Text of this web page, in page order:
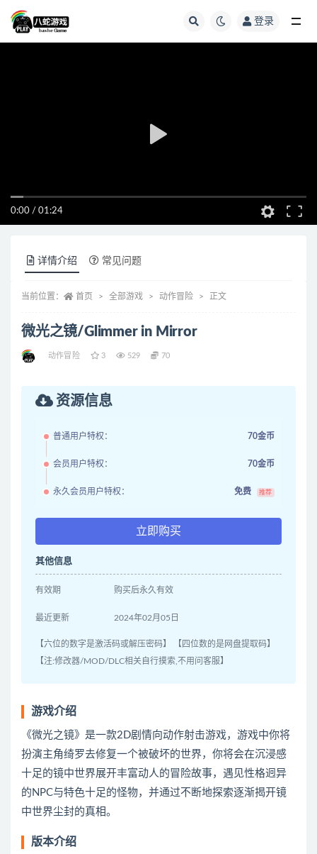
登录
0:00 / 01:24
详情介绍 常见问题
当前位置： 首页 全部游戏 动作冒险 正文
微光之镜/Glimmer in Mirror
动作冒险 3 529 70
资源信息
普通用户特权： 70金币
会员用户特权： 70金币
永久会员用户特权： 免费 推荐
立即购买
其他信息
有效期 购买后永久有效
最近更新 2024年02月05日
【六位的数字是激活码或解压密码】 【四位数的是网盘提取码】
【注:修改器/MOD/DLC相关自行摸索,不用问客服】
游戏介绍
《微光之镜》是一款2D剧情向动作射击游戏，游戏中你将
扮演主角绮罗去修复一个被破坏的世界，你将会在沉浸感
十足的镜中世界展开丰富动人的冒险故事，遇见性格迥异
的NPC与特色十足的怪物，并通过不断地探索逐渐揭开镜
中世界尘封的真相。
版本介绍